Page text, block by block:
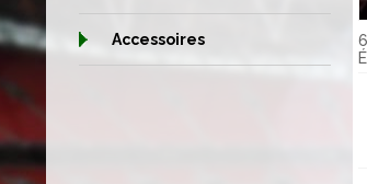
Accessoires